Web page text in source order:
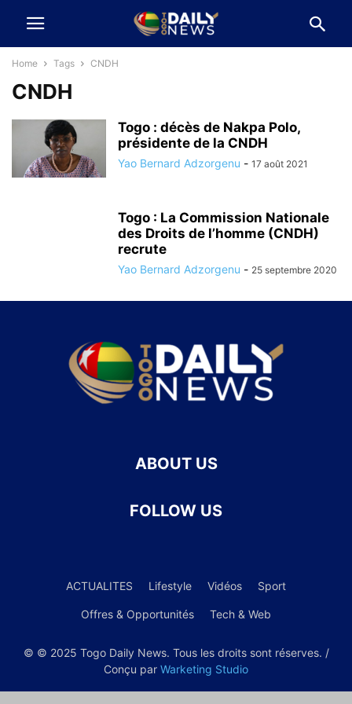
Home Tags CNDH
CNDH
Togo : décès de Nakpa Polo,
présidente de la CNDH
Yao Bernard Adzorgenu - 17 août 2021
Togo : La Commission Nationale
des Droits de l’homme (CNDH)
recrute
Yao Bernard Adzorgenu - 25 septembre 2020
ABOUT US
FOLLOW US
ACTUALITES Lifestyle Vidéos Sport
Offres & Opportunités Tech & Web
© © 2025 Togo Daily News. Tous les droits sont réserves. /
Conçu par Warketing Studio